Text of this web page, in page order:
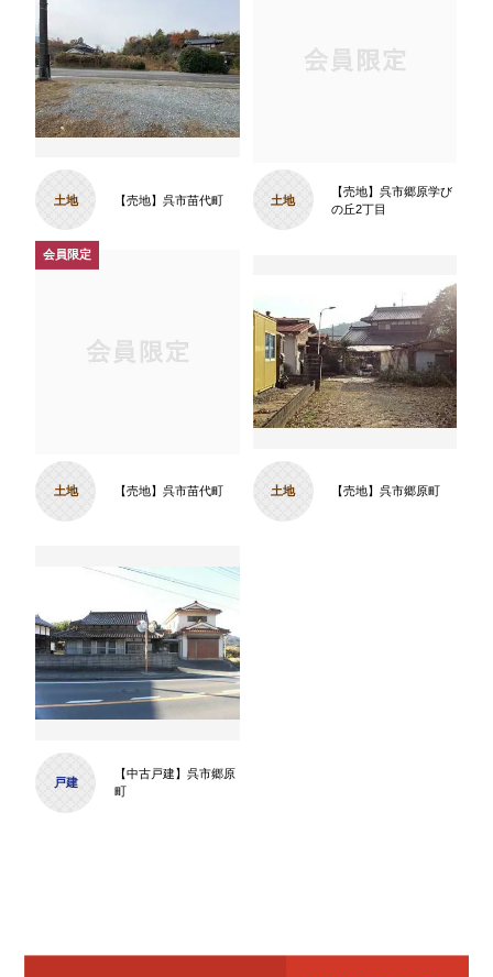
土地 【売地】呉市苗代町 土地
【売地】呉市郷原学び
の丘2丁目
土地 【売地】呉市苗代町 土地 【売地】呉市郷原町
戸建
【中古戸建】呉市郷原
町